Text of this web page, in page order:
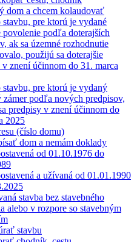
dom a chcem kolaudovať
pre ktorú je vydané
povolenie podľa doterajších
ak sa územné rozhodnutie
použijú sa doterajšie
znení účinnom do 31. marca
pre ktorú je vydaný
zámer podľa nových predpisov,
predpisy v znení účinnom do
2025
(číslo domu)
dom a nemám doklady
od 01.10.1976 do
a užívaná od 01.01.1990
stavba bez stavebného
alebo v rozpore so stavebným
stavbu